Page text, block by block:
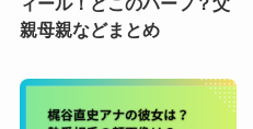
親母親などまとめ